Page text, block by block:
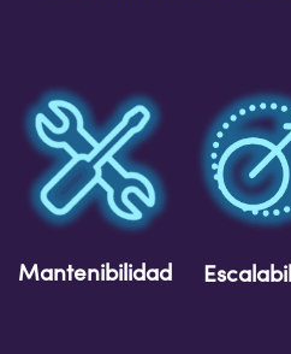
Mantenibilidad